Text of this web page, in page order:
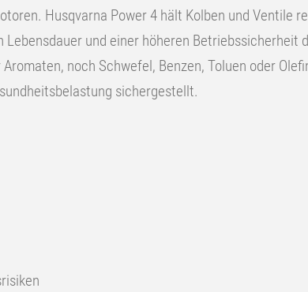
Husqvarna Power 4 hält Kolben und Ventile
und einer höheren Betriebssicherheit
noch Schwefel, Benzen, Toluen oder
sichergestellt.